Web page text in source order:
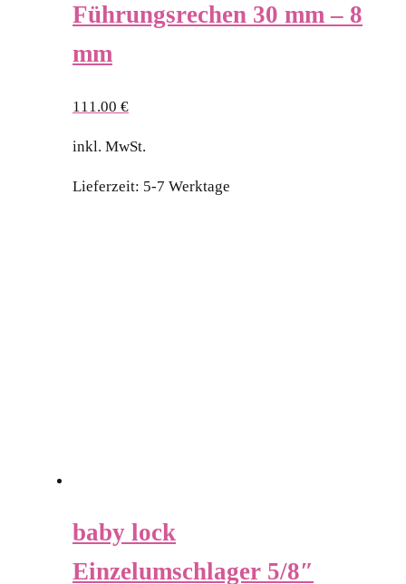
Führungsrechen 30 mm – 8
mm
111.00 €
inkl. MwSt.
Lieferzeit: 5-7 Werktage
baby lock
Einzelumschlager 5/8″